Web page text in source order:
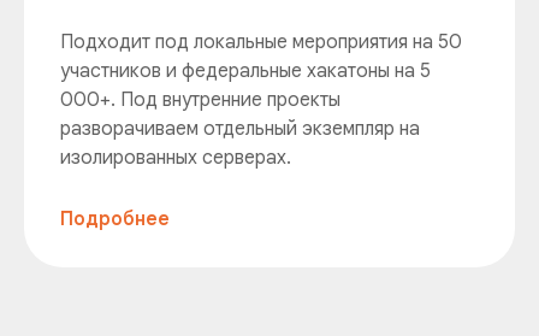
Подходит под локальные мероприятия на 50
участников и федеральные хакатоны на 5
000+. Под внутренние проекты
разворачиваем отдельный экземпляр на
изолированных серверах.
Подробнее